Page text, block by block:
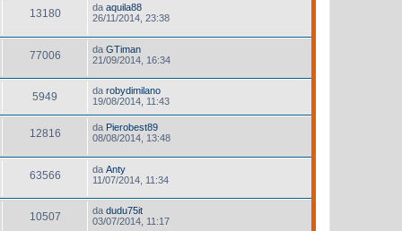
13180 da aquila88
26/11/2014, 23:38
77006 da GTiman
21/09/2014, 16:34
5949 da robydimilano
19/08/2014, 11:43
12816 da Pierobest89
08/08/2014, 13:48
63566 da Anty
11/07/2014, 11:34
10507 da dudu75it
03/07/2014, 11:17